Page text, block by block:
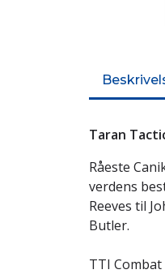
Taran
Råeste
verdens
Reeves til
Butler.
TTI